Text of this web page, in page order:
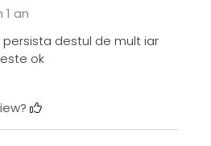
1 an
persista destul de mult iar
ok